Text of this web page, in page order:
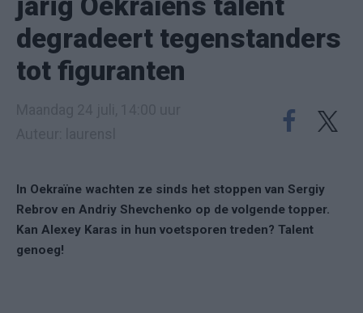
degradeert tegenstanders
tot figuranten
In Oekraïne wachten ze sinds het stoppen van Sergiy
Rebrov en Andriy Shevchenko op de volgende topper.
Kan Alexey Karas in hun voetsporen treden? Talent
genoeg!